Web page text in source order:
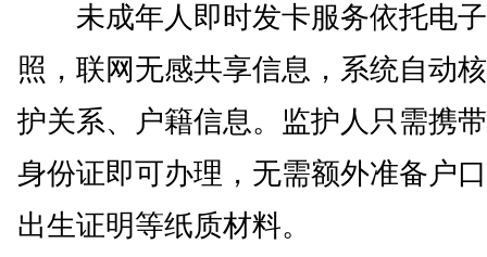
未成年人即时发卡服务依托电
照，联网无感共享信息，系统自动
护关系、户籍信息。监护人只需携
身份证即可办理，无需额外准备户
出生证明等纸质材料。